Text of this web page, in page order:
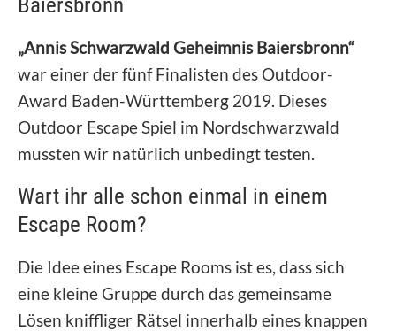
„Annis Schwarzwald Geheimnis Baiersbronn“
war einer der fünf Finalisten des Outdoor-
Award Baden-Württemberg 2019. Dieses
Outdoor Escape Spiel im Nordschwarzwald
mussten wir natürlich unbedingt testen.
Wart ihr alle schon einmal in einem
Escape Room?
Die Idee eines Escape Rooms ist es, dass sich
eine kleine Gruppe durch das gemeinsame
Lösen kniffliger Rätsel innerhalb eines knappen